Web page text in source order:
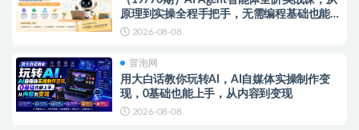
原理到实操全程手把手，无需编程基础也能搭
建自动运行的智能体
2026-08-08
冒泡网
用大白话教你玩转AI，AI自媒体实操制作变
现，0基础也能上手，从内容到变现
2026-08-08